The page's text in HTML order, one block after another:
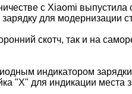
с Xiaomi выпустила
для модернизации
скотч, так и на
индикатором
"X" для индикации места